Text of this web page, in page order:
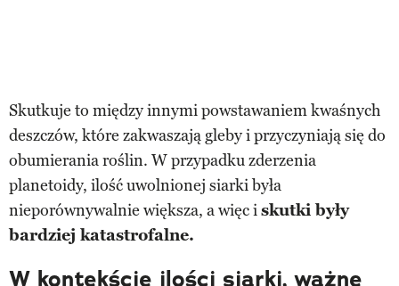
Skutkuje to między innymi powstawaniem kwaśnych
deszczów, które zakwaszają gleby i przyczyniają się do
obumierania roślin. W przypadku zderzenia
planetoidy, ilość uwolnionej siarki była
nieporównywalnie większa, a więc iskutki były
bardziej katastrofalne.
W kontekście ilości siarki, ważne